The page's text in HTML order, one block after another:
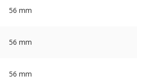
56 mm
56 mm
56 mm